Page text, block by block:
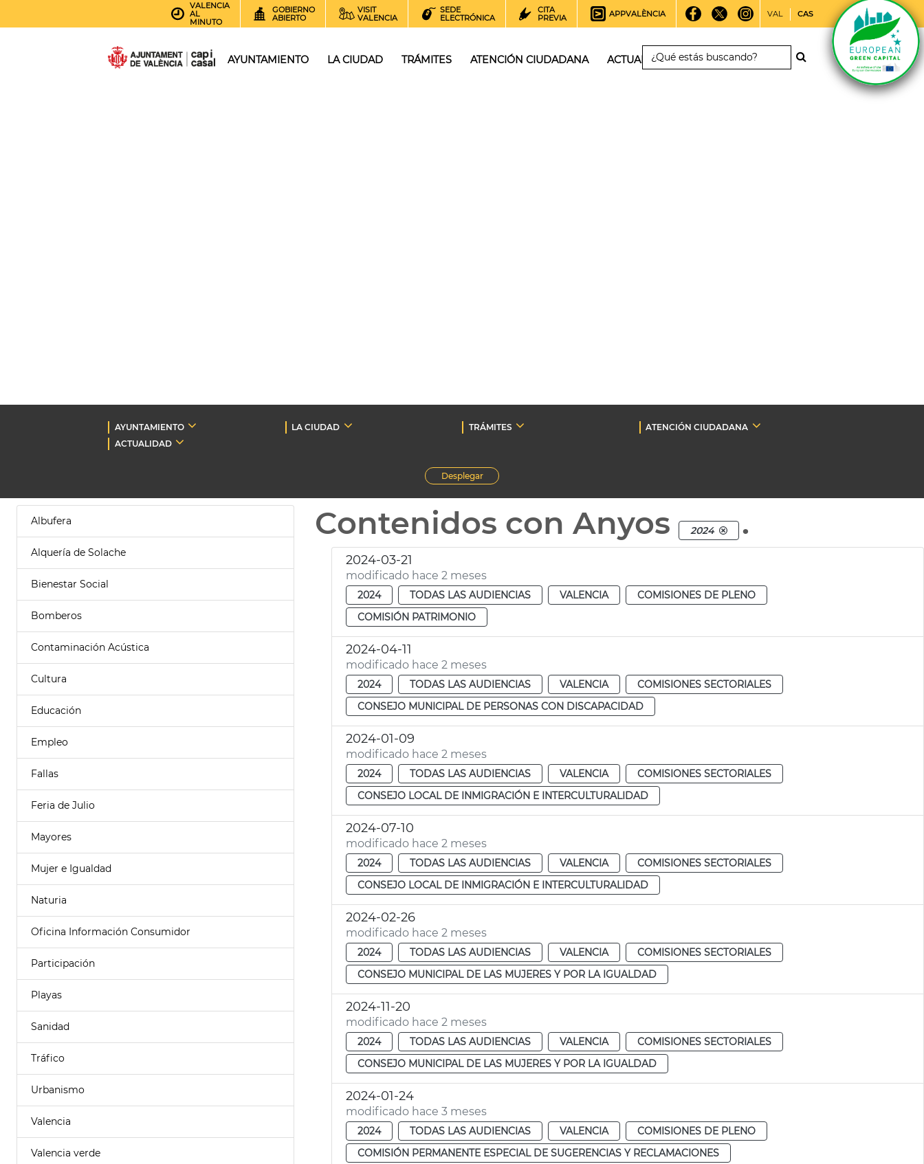
VALENCIA
AL
MINUTO
GOBIERNO
ABIERTO
VISIT
VALENCIA
SEDE
ELECTRÓNICA
CITA
PREVIA
APPVALÈNCIA VAL CAS
AYUNTAMIENTO LA CIUDAD TRÁMITES ATENCIÓN CIUDADANA ACTUALIDAD
AYUNTAMIENTO LA CIUDAD TRÁMITES
ATENCIÓN CIUDADANA
ACTUALIDAD
Desplegar
Albufera
Alquería de Solache
Bienestar Social
Bomberos
Contaminación Acústica
Cultura
Educación
Empleo
Fallas
Feria de Julio
Mayores
Mujer e Igualdad
Naturia
Oficina Información Consumidor
Participación
Playas
Sanidad
Tráfico
Urbanismo
Valencia
Valencia verde
Contenidos con Anyos 2024 .
2024-03-21
modificado hace 2 meses
2024 TODAS LAS AUDIENCIAS VALENCIA
COMISIONES DE PLENO
COMISIÓN PATRIMONIO
2024-04-11
modificado hace 2 meses
2024 TODAS LAS AUDIENCIAS VALENCIA
COMISIONES SECTORIALES
CONSEJO MUNICIPAL DE PERSONAS CON DISCAPACIDAD
2024-01-09
modificado hace 2 meses
2024 TODAS LAS AUDIENCIAS VALENCIA
COMISIONES SECTORIALES
CONSEJO LOCAL DE INMIGRACIÓN E INTERCULTURALIDAD
2024-07-10
modificado hace 2 meses
2024 TODAS LAS AUDIENCIAS VALENCIA
COMISIONES SECTORIALES
CONSEJO LOCAL DE INMIGRACIÓN E INTERCULTURALIDAD
2024-02-26
modificado hace 2 meses
2024 TODAS LAS AUDIENCIAS VALENCIA
COMISIONES SECTORIALES
CONSEJO MUNICIPAL DE LAS MUJERES Y POR LA IGUALDAD
2024-11-20
modificado hace 2 meses
2024 TODAS LAS AUDIENCIAS VALENCIA
COMISIONES SECTORIALES
CONSEJO MUNICIPAL DE LAS MUJERES Y POR LA IGUALDAD
2024-01-24
modificado hace 3 meses
2024 TODAS LAS AUDIENCIAS VALENCIA
COMISIONES DE PLENO
COMISIÓN PERMANENTE ESPECIAL DE SUGERENCIAS Y RECLAMACIONES